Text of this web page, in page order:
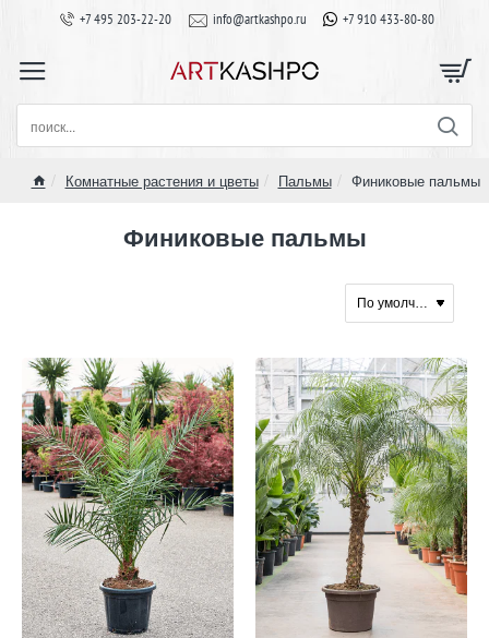
+7 495 203-22-20 info@artkashpo.ru +7 910 433-80-80
поиск...
Комнатные растения и цветы Пальмы Финиковые пальмы
Финиковые пальмы